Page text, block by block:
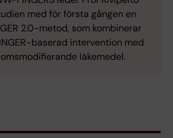
med för första gången en
2.0-metod, som kombinerar
baserad intervention med
läkemedel.